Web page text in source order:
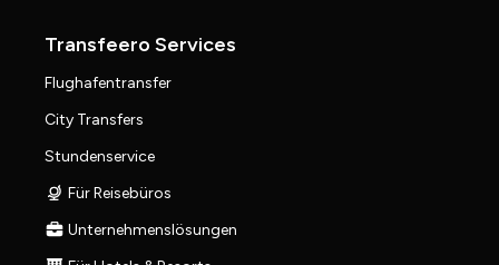
Transfeero Services
Flughafentransfer
City Transfers
Stundenservice
Für Reisebüros
Unternehmenslösungen